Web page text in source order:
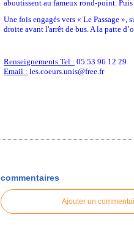
aboutissent au fameux rond-point.
Une fois engagés vers « Le Passage »,
droite avant l'arrêt de bus. A la patte
Renseignements Tel : 05 53 96 12 29
Email : les.coeurs.unis@free.fr
commentaires
Ajouter un